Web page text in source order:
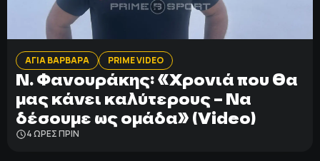
ΑΓΙΑ ΒΑΡΒΑΡΑ PRIME VIDEO
Ν. Φανουράκης: «Χρονιά που θα
μας κάνει καλύτερους – Να
δέσουμε ως ομάδα» (Video)
4 ΩΡΕΣ ΠΡΙΝ